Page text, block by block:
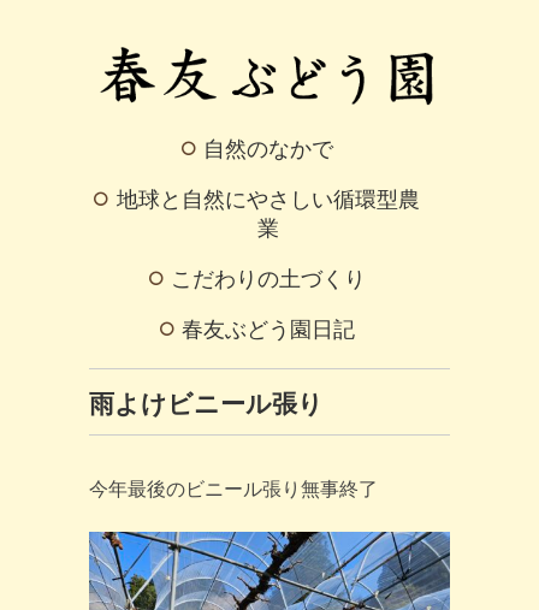
自然のなかで
地球と自然にやさしい循環型農
業
こだわりの土づくり
春友ぶどう園日記
雨よけビニール張り
今年最後のビニール張り無事終了